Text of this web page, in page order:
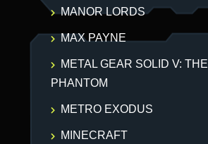
MANOR LORDS
MAX PAYNE
METAL GEAR SOLID V: THE
PHANTOM
METRO EXODUS
MINECRAFT